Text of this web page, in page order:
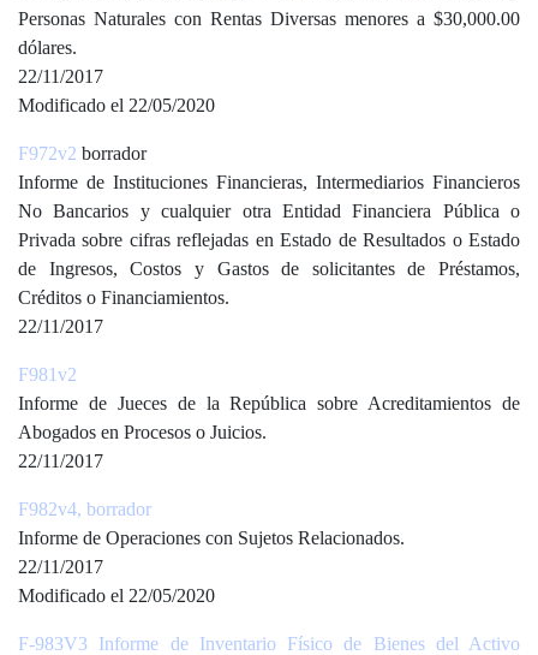
Personas Naturales con Rentas Diversas menores a $30,000.00
dólares.
22/11/2017
Modificado el 22/05/2020
F972v2 borrador
Informe de Instituciones Financieras, Intermediarios Financieros
No Bancarios y cualquier otra Entidad Financiera Pública o
Privada sobre cifras reflejadas en Estado de Resultados o Estado
de Ingresos, Costos y Gastos de solicitantes de Préstamos,
Créditos o Financiamientos.
22/11/2017
F981v2
Informe de Jueces de la República sobre Acreditamientos de
Abogados en Procesos o Juicios.
22/11/2017
F982v4, borrador
Informe de Operaciones con Sujetos Relacionados.
22/11/2017
Modificado el 22/05/2020
F-983V3 Informe de Inventario Físico de Bienes del Activo